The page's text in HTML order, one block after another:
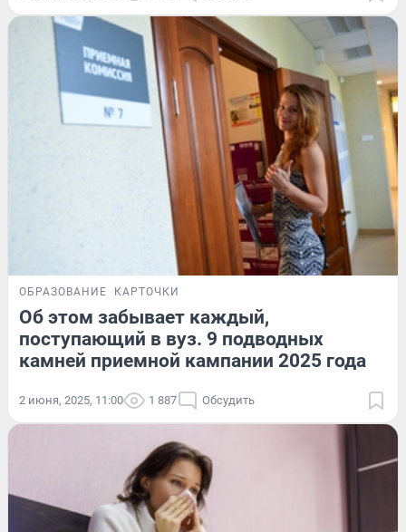
ОБРАЗОВАНИЕ КАРТОЧКИ
Об этом забывает каждый,
поступающий в вуз. 9 подводных
камней приемной кампании 2025 года
2 июня, 2025, 11:00 1 887 Обсудить